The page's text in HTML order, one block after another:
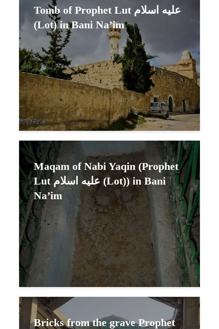
Tomb of Prophet Lut عليه اسلام
(Lot) in Bani Na’im
Maqam of Nabi Yaqin (Prophet
Lut عليه اسلام (Lot)) in Bani
Na’im
Bricks from the grave Prophet